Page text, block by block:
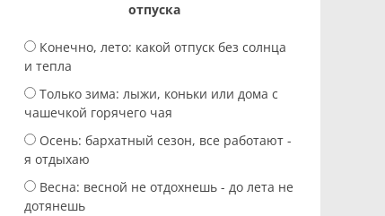
отпуска
Конечно, лето: какой отпуск без солнца
и тепла
Только зима: лыжи, коньки или дома с
чашечкой горячего чая
Осень: бархатный сезон, все работают -
я отдыхаю
Весна: весной не отдохнешь - до лета не
дотянешь